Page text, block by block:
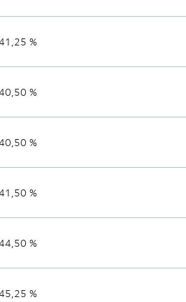
%
%
%
%
%
%